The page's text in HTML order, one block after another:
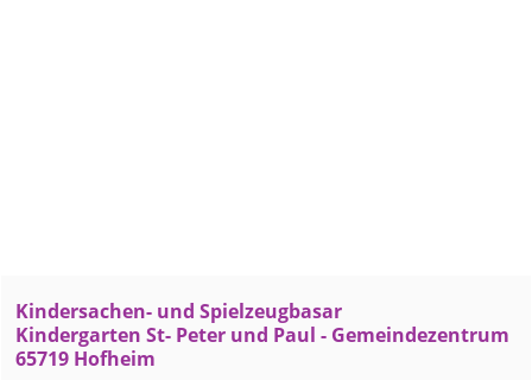
Kindersachen- und Spielzeugbasar
Kindergarten St- Peter und Paul - Gemeindezentrum
65719 Hofheim